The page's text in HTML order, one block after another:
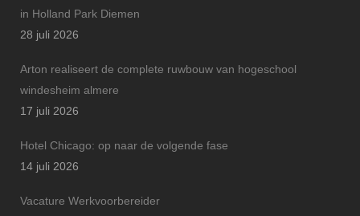
in Holland Park Diemen
28 juli 2026
Arton realiseert de complete ruwbouw van hogeschool
windesheim almere
17 juli 2026
Hotel Chicago: op naar de volgende fase
14 juli 2026
Vacature Werkvoorbereider